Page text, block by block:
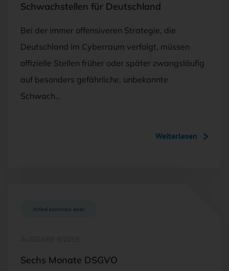
Schwachstellen für Deutschland
Bei der immer offensiveren Strategie, die
Deutschland im Cyberraum verfolgt, müssen
offizielle Stellen früher oder später zwangsläufig
auf besonders gefährliche, unbekannte
Schwach…
Weiterlesen
Artikel kostenlos lesen
Sechs Monate DSGVO